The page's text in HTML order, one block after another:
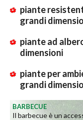
piante
grandi
piante ad
dimensioni
piante per
grandi
BARBECUE
Il barbecue è un